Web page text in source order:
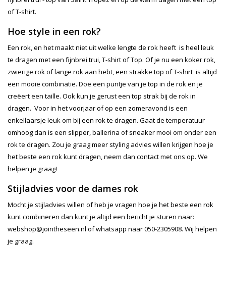
of T-shirt.
Hoe style in een rok?
Een rok, en het maakt niet uit welke lengte de rok heeft is heel leuk
te dragen met een fijnbrei trui, T-shirt of Top. Of je nu een koker rok,
zwierige rok of lange rok aan hebt, een strakke top of T-shirt is altijd
een mooie combinatie. Doe een puntje van je top in de rok en je
creëert een taille. Ook kun je gerust een top strak bij de rok in
dragen. Voor in het voorjaar of op een zomeravond is een
enkellaarsje leuk om bij een rok te dragen. Gaat de temperatuur
omhoog dan is een slipper, ballerina of sneaker mooi om onder een
rok te dragen. Zou je graag meer styling advies willen krijgen hoe je
het beste een rok kunt dragen, neem dan contact met ons op. We
helpen je graag!
Stijladvies voor de dames rok
Mocht je stijladvies willen of heb je vragen hoe je het beste een rok
kunt combineren dan kunt je altijd een bericht je sturen naar:
webshop@jointheseen.nl of whatsapp naar 050-2305908. Wij helpen
je graag.